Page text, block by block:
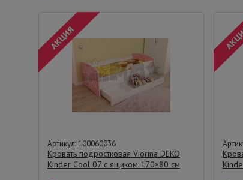
Артикул: 100060036
Кровать подростковая Viorina DEKO
Kinder Cool 07 с ящиком 170×80 см